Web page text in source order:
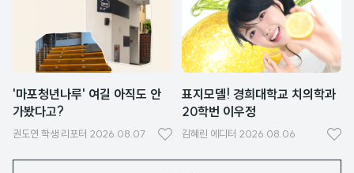
요
'마포청년나루' 여길 아직도 안
가봤다고?
권도연 학생 리포터 2026.08.07
좋
표지모델! 경희대학교 치의학과
20학번 이우정
김혜린 에디터 2026.08.06
좋